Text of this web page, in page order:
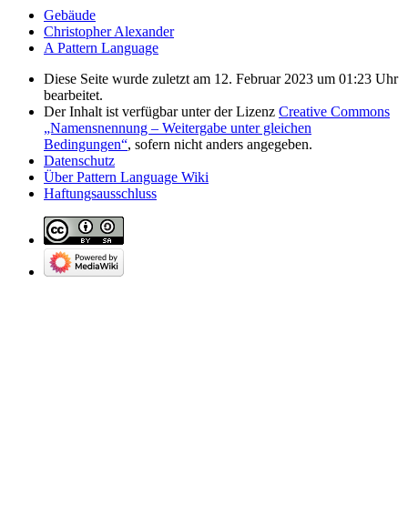
Gebäude
Christopher Alexander
A Pattern Language
Diese Seite wurde zuletzt am 12. Februar 2023 um 01:23 Uhr
bearbeitet.
Der Inhalt ist verfügbar unter der Lizenz Creative Commons
„Namensnennung – Weitergabe unter gleichen
Bedingungen“, sofern nicht anders angegeben.
Datenschutz
Über Pattern Language Wiki
Haftungsausschluss